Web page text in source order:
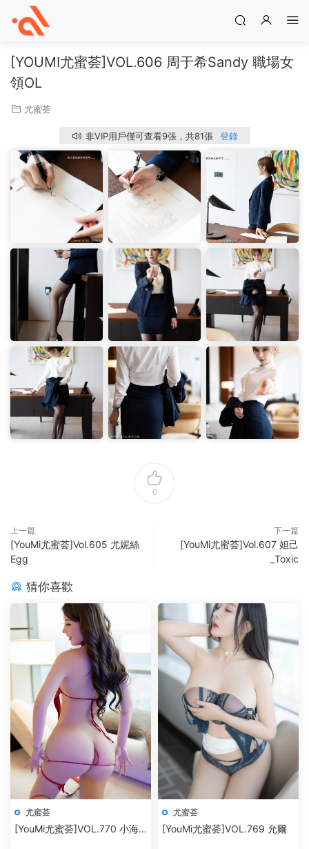
[YOUMI尤蜜荟]VOL.606 周于希Sandy 職場女
領OL
尤蜜荟
非VIP用戶僅可查看9張，共81張 登錄
0
上一篇
[YouMi尤蜜荟]Vol.605 尤妮絲
Egg
下一篇
[YouMi尤蜜荟]Vol.607 妲己
_Toxic
猜你喜歡
尤蜜荟
[YouMi尤蜜荟]VOL.770 小海
尤蜜荟
[YouMi尤蜜荟]VOL.769 允爾